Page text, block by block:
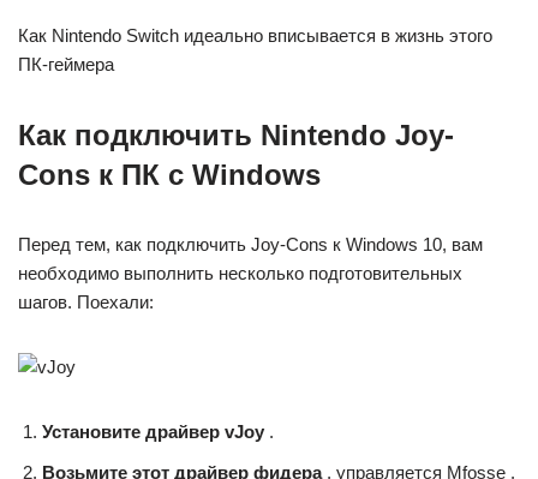
Как Nintendo Switch идеально вписывается в жизнь этого
ПК-геймера
Как подключить Nintendo Joy-
Cons к ПК с Windows
Перед тем, как подключить Joy-Cons к Windows 10, вам
необходимо выполнить несколько подготовительных
шагов. Поехали:
Установите драйвер vJoy .
Возьмите этот драйвер фидера, управляется Mfosse .